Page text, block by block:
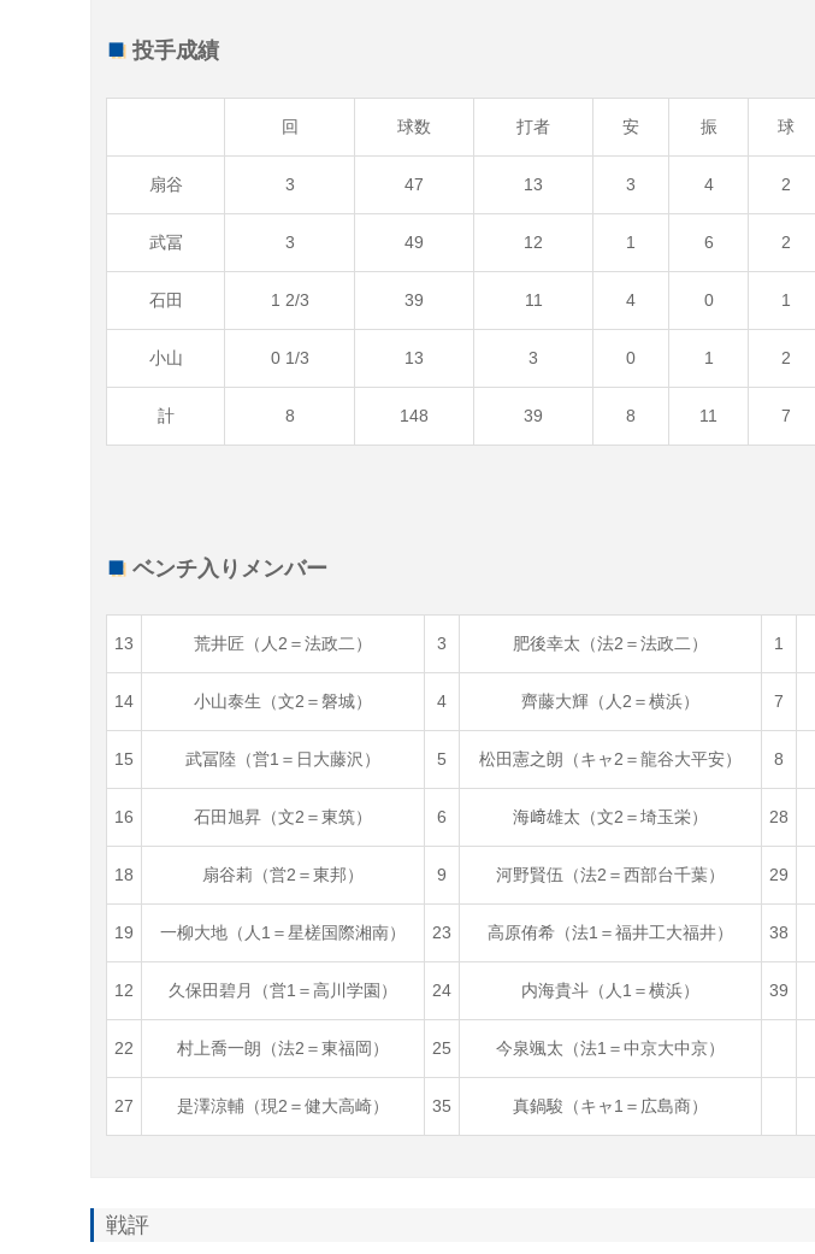
投手成績
回 球数 打者 安 振 球
扇谷 3 47 13 3 4 2
武冨 3 49 12 1 6 2
石田 1 2/3 39 11 4 0 1
小山 0 1/3 13 3 0 1 2
計 8 148 39 8 11 7
ベンチ入りメンバー
13 荒井匠（人2＝法政二） 3 肥後幸太（法2＝法政二） 1
14 小山泰生（文2＝磐城） 4 齊藤大輝（人2＝横浜） 7
15 武冨陸（営1＝日大藤沢） 5 松田憲之朗（キャ2＝龍谷大平安） 8
16 石田旭昇（文2＝東筑） 6 海﨑雄太（文2＝埼玉栄） 28
18 扇谷莉（営2＝東邦） 9 河野賢伍（法2＝西部台千葉） 29
19 一柳大地（人1＝星槎国際湘南） 23 高原侑希（法1＝福井工大福井） 38
12 久保田碧月（営1＝高川学園） 24 内海貴斗（人1＝横浜） 39
22 村上喬一朗（法2＝東福岡） 25 今泉颯太（法1＝中京大中京）
27 是澤涼輔（現2＝健大高崎） 35 真鍋駿（キャ1＝広島商）
戦評